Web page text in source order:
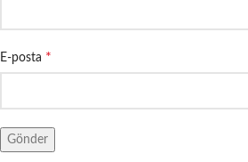
E-posta *